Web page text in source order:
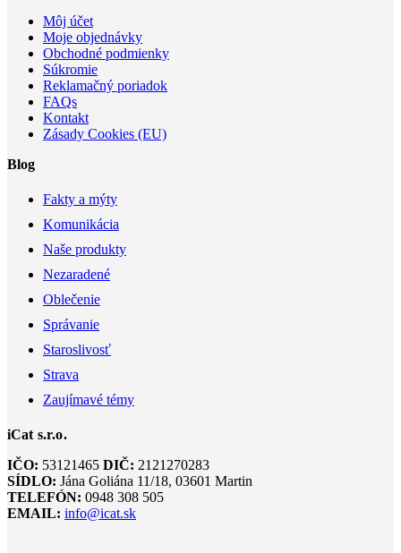
Môj účet
Moje objednávky
Obchodné podmienky
Súkromie
Reklamačný poriadok
FAQs
Kontakt
Zásady Cookies (EU)
Blog
Fakty a mýty
Komunikácia
Naše produkty
Nezaradené
Oblečenie
Správanie
Staroslivosť
Strava
Zaujímavé témy
iCat s.r.o.
IČO: 53121465 DIČ: 2121270283
SÍDLO: Jána Goliána 11/18, 03601 Martin
TELEFÓN: 0948 308 505
EMAIL: info@icat.sk